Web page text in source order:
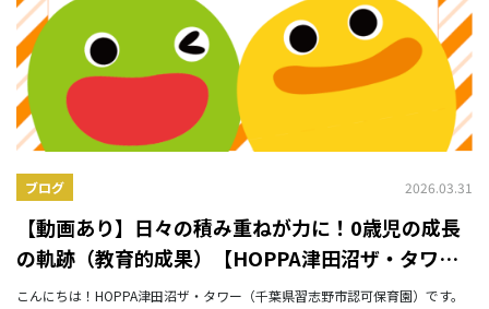
ブログ 2026.03.31
【動画あり】日々の積み重ねが力に！0歳児の成長
の軌跡（教育的成果）【HOPPA津田沼ザ・タワ
ー】
こんにちは！HOPPA津田沼ザ・タワー（千葉県習志野市認可保育園）です。